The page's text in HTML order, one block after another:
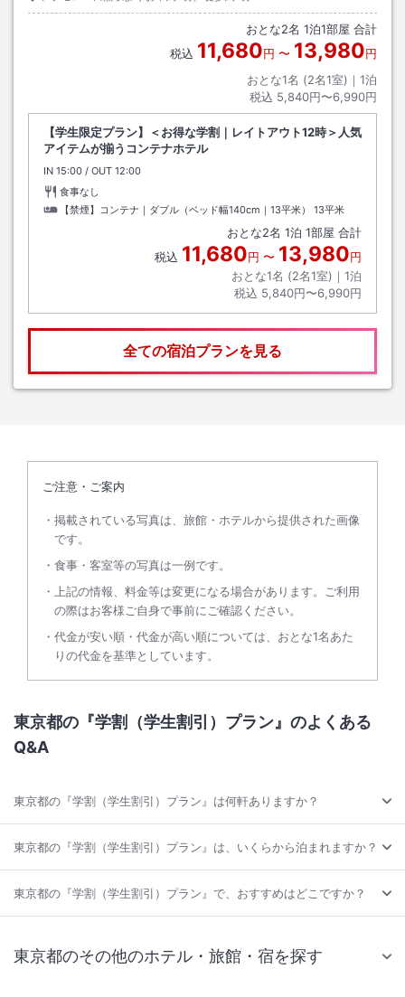
おとな2名 1泊1部屋 合計
税込 11,680円 〜 13,980円
おとな1名 (2名1室)｜ 1泊
税込 5,840円〜6,990円
【学生限定プラン】＜お得な学割｜レイトアウト12時＞人気
アイテムが揃うコンテナホテル
IN チェックイン
15:00 / OUT チェックアウト
12:00
食事なし
【禁煙】コンテナ｜ダブル（ベッド幅140cm｜13平米）
13平米
おとな2名 1泊 1部屋 合計
税込 11,680円 〜 13,980円
おとな1名 (2名1室)｜ 1泊
税込 5,840円〜6,990円
全ての宿泊プランを見る
ご注意・ご案内
掲載されている写真は、旅館・ホテルから提供された画像
です。
食事・客室等の写真は一例です。
上記の情報、料金等は変更になる場合があります。ご利用
の際はお客様ご自身で事前にご確認ください。
代金が安い順・代金が高い順については、おとな1名あた
りの代金を基準としています。
東京都の『学割（学生割引）プラン』のよくある
Q&A
東京都の『学割（学生割引）プラン』は何軒ありますか？
東京都の『学割（学生割引）プラン』は、いくらから泊まれますか？
東京都の『学割（学生割引）プラン』で、おすすめはどこですか？
東京都のその他のホテル・旅館・宿を探す